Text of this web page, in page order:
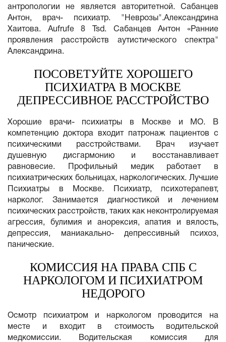
антропологии не является авторитетной. Сабанцев
Антон, врач- психиатр. "Неврозы".Александрина
Хаитова. Aufrufe 8 Tsd. Сабанцев Антон «Ранние
проявления расстройств аутистического спектра"
Александрина.
ПОСОВЕТУЙТЕ ХОРОШЕГО
ПСИХИАТРА В МОСКВЕ
ДЕПРЕССИВНОЕ РАССТРОЙСТВО
Хорошие врачи- психиатры в Москве и МО. В
компетенцию доктора входит патронаж пациентов с
психическими расстройствами. Врач изучает
душевную дисгармонию и восстанавливает
равновесие. Профильный медик работает в
психиатрических больницах, наркологических. Лучшие
Психиатры в Москве. Психиатр, психотерапевт,
нарколог. Занимается диагностикой и лечением
психических расстройств, таких как неконтролируемая
агрессия, булимия и анорексия, апатия и вялость,
депрессия, маниакально- депрессивный психоз,
панические.
КОМИССИЯ НА ПРАВА СПБ С
НАРКОЛОГОМ И ПСИХИАТРОМ
НЕДОРОГО
Осмотр психиатром и наркологом проводится на
месте и входит в стоимость водительской
медкомиссии. Водительская комиссия для